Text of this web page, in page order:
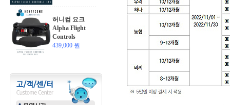
허니컴 요크
Alpha Flight
Controls
439,000 원